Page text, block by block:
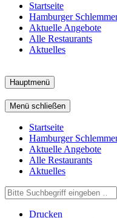
Startseite
Hamburger
Aktuelle Angebote
Alle Restaurants
Aktuelles
Hauptmenü
Menü schließen
Startseite
Hamburger
Aktuelle Angebote
Alle Restaurants
Aktuelles
Drucken